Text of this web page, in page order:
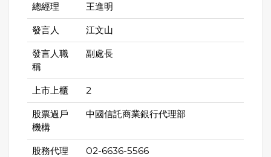
總經理 王進明
發言人 江文山
發言人職
稱
副處長
上市上櫃 2
股票過戶
機構
中國信託商業銀行代理部
股務代理
02-6636-5566